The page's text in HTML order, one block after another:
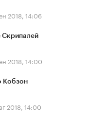
2018, 14:06
Скрипалей
2018, 14:00
Кобзон
2018, 14:00